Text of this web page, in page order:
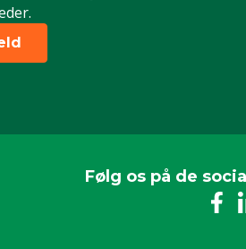
Følg os på de